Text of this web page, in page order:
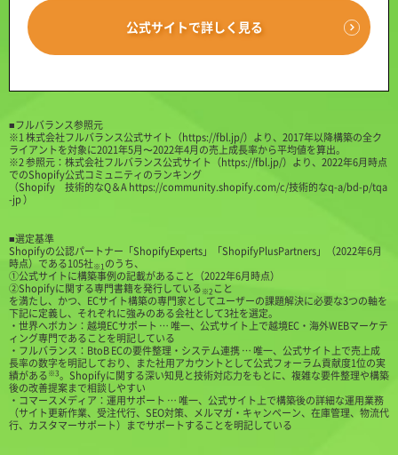
公式サイトで詳しく見る
■フルバランス参照元
※1 株式会社フルバランス公式サイト（https://fbl.jp/）より、2017年以降構築の全ク
ライアントを対象に2021年5月〜2022年4月の売上成長率から平均値を算出。
※2 参照元：株式会社フルバランス公式サイト（https://fbl.jp/）より、2022年6月時点
でのShopify公式コミュニティのランキング
（Shopify 技術的なQ＆A https://community.shopify.com/c/技術的なq-a/bd-p/tqa
-jp）
■選定基準
Shopifyの公認パートナー「ShopifyExperts」「ShopifyPlusPartners」（2022年6月
時点）である105社※1 のうち、
①公式サイトに構築事例の記載があること（2022年6月時点）
②Shopifyに関する専門書籍を発行している※2 こと
を満たし、かつ、ECサイト構築の専門家としてユーザーの課題解決に必要な3つの軸を
下記に定義し、それぞれに強みのある会社として3社を選定。
・世界へボカン：越境ECサポート … 唯一、公式サイト上で越境EC・海外WEBマーケテ
ィング専門であることを明記している
・フルバランス：BtoB ECの要件整理・システム連携 … 唯一、公式サイト上で売上成
長率の数字を明記しており、また社用アカウントとして公式フォーラム貢献度1位の実
績がある※3。Shopifyに関する深い知見と技術対応力をもとに、複雑な要件整理や構築
後の改善提案まで相談しやすい
・コマースメディア：運用サポート … 唯一、公式サイト上で構築後の詳細な運用業務
（サイト更新作業、受注代行、SEO対策、メルマガ・キャンペーン、在庫管理、物流代
行、カスタマーサポート）までサポートすることを明記している